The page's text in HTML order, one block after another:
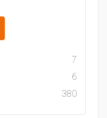
7
6
380